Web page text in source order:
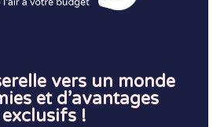
vers un monde
et d’avantages
exclusifs !